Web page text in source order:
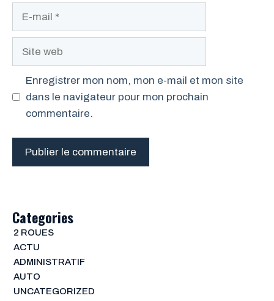
Site
Enregistrer mon nom, mon e-mail et mon site
dans le navigateur pour mon prochain
commentaire.
Categories
2 ROUES
ACTU
ADMINISTRATIF
AUTO
UNCATEGORIZED